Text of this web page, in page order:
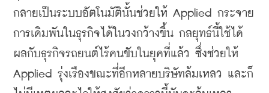
กลายเป็นระบบอัตโนมัตินั้นช่วยให้ Applied กระจาย
การเดิมพันในธุรกิจได้ในวงกว้างขึ้น กลยุทธ์นี้ใช้ได้
ผลกับธุรกิจรถยนต์ไร้คนขับในยุคที่แล้ว ซึ่งช่วยให้
Applied รุ่งเรืองขณะที่อีกหลายบริษัทล้มเหลว และก็